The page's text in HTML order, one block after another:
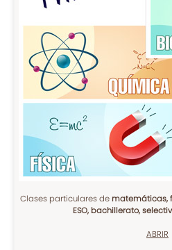
Clases particulares de matemáticas,
ESO, bachillerato,
ABRIR